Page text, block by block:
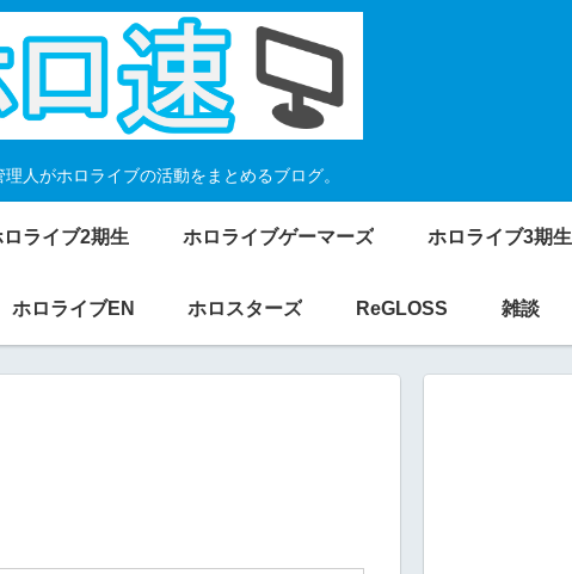
人がホロライブの活動をまとめるブログ。
ロライブ2期生 ホロライブゲーマーズ ホロライブ3期生
ホロライブEN ホロスターズ ReGLOSS 雑談